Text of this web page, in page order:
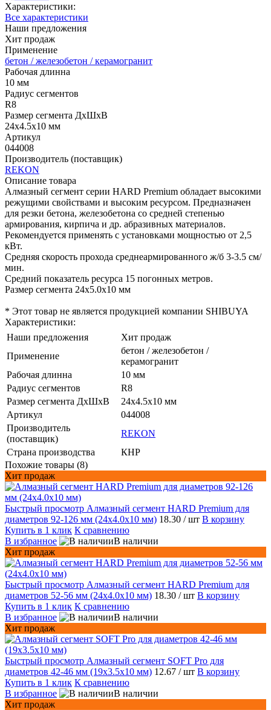
Характеристики:
Все характеристики
Наши предложения
Хит продаж
Применение
бетон / железобетон / керамогранит
Рабочая длинна
10 мм
Радиус сегментов
R8
Размер сегмента ДхШхВ
24х4.5х10 мм
Артикул
044008
Производитель (поставщик)
REKON
Описание товара
Алмазный сегмент серии HARD Premium обладает высокими
режущими свойствами и высоким ресурсом. Предназначен
для резки бетона, железобетона со средней степенью
армирования, кирпича и др. абразивных материалов.
Рекомендуется применять с установками мощностью от 2,5
кВт.
Средняя скорость прохода среднеармированного ж/б 3-3.5 см/
мин.
Средний показатель ресурса 15 погонных метров.
Размер сегмента 24х5.0х10 мм
* Этот товар не является продукцией компании SHIBUYA
Характеристики:
Наши предложения
Хит продаж
Применение
бетон / железобетон /
керамогранит
Рабочая длинна
10 мм
Радиус сегментов
R8
Размер сегмента ДхШхВ
24х4.5х10 мм
Артикул
044008
Производитель
(поставщик)
REKON
Страна производства
КНР
Похожие товары (8)
Хит продаж
Быстрый просмотр Алмазный сегмент HARD Premium для
диаметров 92-126 мм (24х4.0х10 мм) 18.30 / шт В корзину
Купить в 1 клик К сравнению
В избранное
В наличии
Хит продаж
Быстрый просмотр Алмазный сегмент HARD Premium для
диаметров 52-56 мм (24х4.0х10 мм) 18.30 / шт В корзину
Купить в 1 клик К сравнению
В избранное
В наличии
Хит продаж
Быстрый просмотр Алмазный сегмент SOFT Pro для
диаметров 42-46 мм (19х3.5х10 мм) 12.67 / шт В корзину
Купить в 1 клик К сравнению
В избранное
В наличии
Хит продаж